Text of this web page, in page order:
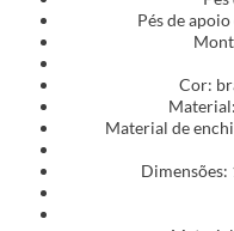
Pés de
Cor:
Material de
Dimensões: